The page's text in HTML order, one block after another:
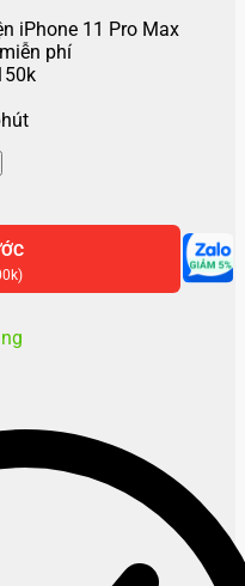
iPhone 11 Pro Max
phí